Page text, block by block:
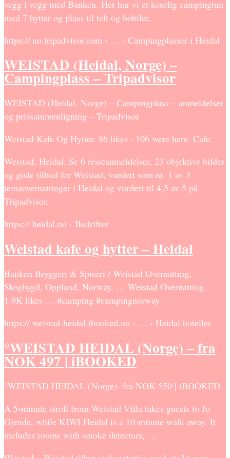
vegg i vegg med Banken. Her har vi et koselig campingtun
med 7 hytter og plass til telt og bobiler.
https:// no.tripadvisor.com › … › Campingplasser i Heidal
WEISTAD (Heidal, Norge) –
Campingplass – Tripadvisor
WEISTAD (Heidal, Norge) – Campingplass – anmeldelser
og prissammenligning – Tripadvisor
Weistad Kafe Og Hytter. 86 likes · 106 were here. Cafe.
Weistad, Heidal: Se 6 reiseanmeldelser, 23 objektive bilder
og gode tilbud for Weistad, vurdert som nr. 1 av 3
temaovernattinger i Heidal og vurdert til 4,5 av 5 på
Tripadvisor.
https:// heidal.no › Bedrifter
Weistad kafe og hytter – Heidal
Banken Bryggeri & Spiseri / Weistad Overnatting,
Skogbygd, Oppland, Norway. … Weistad Overnatting.
1.9K likes … #camping #campingnorway
https:// weistad-heidal.ibooked.no › … › Heidal hoteller
°WEISTAD HEIDAL (Norge) – fra
NOK 497 | iBOOKED
°WEISTAD HEIDAL (Norge)- fra NOK 550 | iBOOKED
A 5-minute stroll from Weistad Villa takes guests to Jo
Gjende, while KIWI Heidal is a 10-minute walk away. It
includes rooms with smoke detectors, …